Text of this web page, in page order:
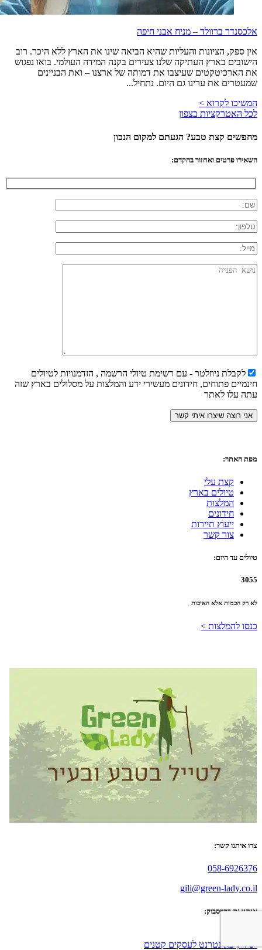
אלכסנדר ברוולד – מניח אבני חיפה
אין ספק, הציונות והעליות שהיא הביאה שינו את הארץ ללא היכר. רוב
הישובים בארץ העתיקה שלנו צעירים בקנה המידה העולמי. בואו נפגוש
את הארכיטקטים שעיצבו את דמותה של ארצנו – ואת הבניינים
שמעטרים את ערינו גם היום. נתחיל...
המשיכו לקרוא >
לכל האטרקציות בצפון
מחפשים קצת טבע? הגעתם למקום הנכון
השאירו פרטים ואחזור בהקדם:
לקבלת ניוזלטר - עם רשימת טיולי הרשמה , הזדמנויות לטיולים
חינמיים פתוחים, חידונים מעשירי ידע והמלצות על מסלולים בארץ שזה
עתה עלו לאתר
מפת האתר:
קצת עלי
טיולים בארץ
המלצות
חידונים
ייעוץ תיירות
צור קשר
טיולים עד היום:
3055
לא רק הכמות אלא האיכות
כנסו להמלצות >
צרו איתנו קשר:
058-6926376
gili@green-lady.co.il
אנחנו גם בפייסבוק:
שיווק באינטרנט לעסקים קטנים